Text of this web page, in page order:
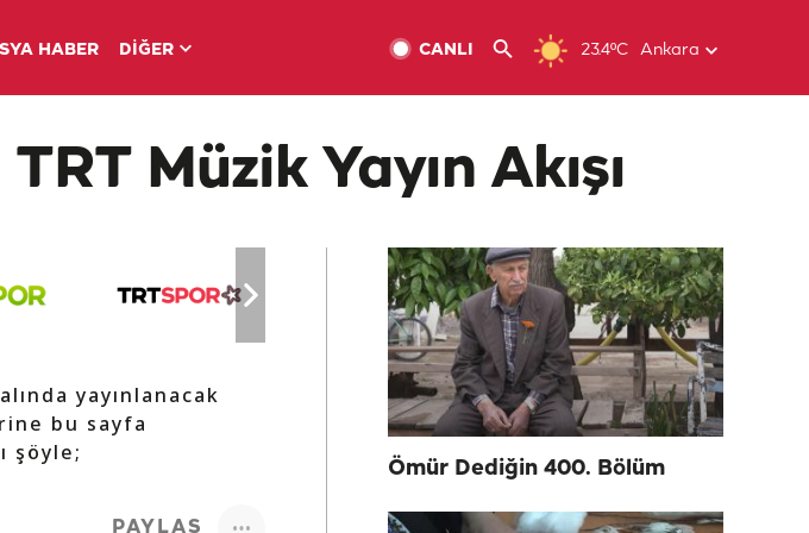
HABER DİĞER 23.4ºC Ankara
CANLI
Müzik Yayın Akışı
yayınlanacak
bu sayfa
şöyle;
PAYLAŞ
Ömür Dediğin 400. Bölüm